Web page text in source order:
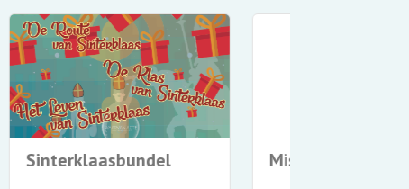
100% Koning